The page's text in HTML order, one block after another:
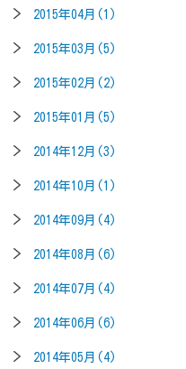
2015年04月(1)
2015年03月(5)
2015年02月(2)
2015年01月(5)
2014年12月(3)
2014年10月(1)
2014年09月(4)
2014年08月(6)
2014年07月(4)
2014年06月(6)
2014年05月(4)